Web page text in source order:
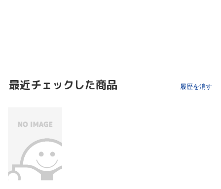
最近チェックした商品 履歴を消す